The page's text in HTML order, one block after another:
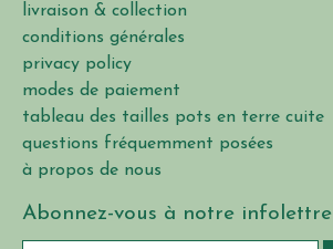
livraison & collection
conditions générales
privacy policy
modes de paiement
tableau des tailles pots en terre cuite
questions fréquemment posées
à propos de nous
Abonnez-vous à notre infolettre